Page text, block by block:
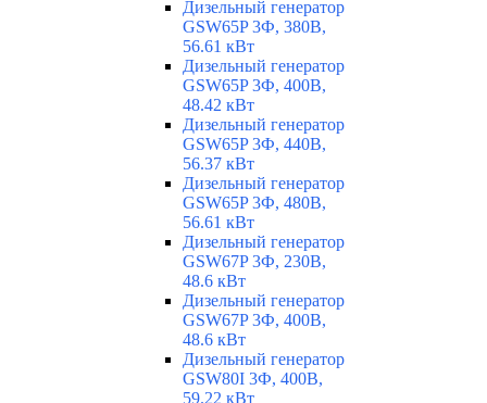
Дизельный генератор
GSW65P 3Ф, 380В,
56.61 кВт
Дизельный генератор
GSW65P 3Ф, 400В,
48.42 кВт
Дизельный генератор
GSW65P 3Ф, 440В,
56.37 кВт
Дизельный генератор
GSW65P 3Ф, 480В,
56.61 кВт
Дизельный генератор
GSW67P 3Ф, 230В,
48.6 кВт
Дизельный генератор
GSW67P 3Ф, 400В,
48.6 кВт
Дизельный генератор
GSW80I 3Ф, 400В,
59.22 кВт